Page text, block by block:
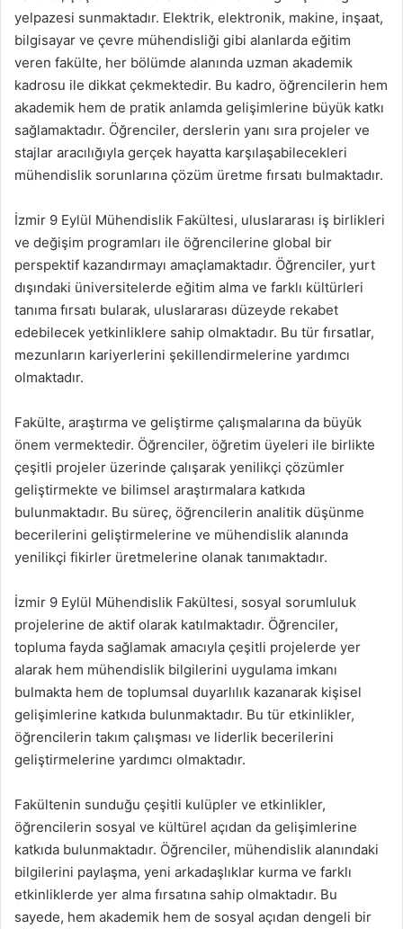
yelpazesi sunmaktadır. Elektrik, elektronik, makine, inşaat,
bilgisayar ve çevre mühendisliği gibi alanlarda eğitim
veren fakülte, her bölümde alanında uzman akademik
kadrosu ile dikkat çekmektedir. Bu kadro, öğrencilerin hem
akademik hem de pratik anlamda gelişimlerine büyük katkı
sağlamaktadır. Öğrenciler, derslerin yanı sıra projeler ve
stajlar aracılığıyla gerçek hayatta karşılaşabilecekleri
mühendislik sorunlarına çözüm üretme fırsatı bulmaktadır.
İzmir 9 Eylül Mühendislik Fakültesi, uluslararası iş birlikleri
ve değişim programları ile öğrencilerine global bir
perspektif kazandırmayı amaçlamaktadır. Öğrenciler, yurt
dışındaki üniversitelerde eğitim alma ve farklı kültürleri
tanıma fırsatı bularak, uluslararası düzeyde rekabet
edebilecek yetkinliklere sahip olmaktadır. Bu tür fırsatlar,
mezunların kariyerlerini şekillendirmelerine yardımcı
olmaktadır.
Fakülte, araştırma ve geliştirme çalışmalarına da büyük
önem vermektedir. Öğrenciler, öğretim üyeleri ile birlikte
çeşitli projeler üzerinde çalışarak yenilikçi çözümler
geliştirmekte ve bilimsel araştırmalara katkıda
bulunmaktadır. Bu süreç, öğrencilerin analitik düşünme
becerilerini geliştirmelerine ve mühendislik alanında
yenilikçi fikirler üretmelerine olanak tanımaktadır.
İzmir 9 Eylül Mühendislik Fakültesi, sosyal sorumluluk
projelerine de aktif olarak katılmaktadır. Öğrenciler,
topluma fayda sağlamak amacıyla çeşitli projelerde yer
alarak hem mühendislik bilgilerini uygulama imkanı
bulmakta hem de toplumsal duyarlılık kazanarak kişisel
gelişimlerine katkıda bulunmaktadır. Bu tür etkinlikler,
öğrencilerin takım çalışması ve liderlik becerilerini
geliştirmelerine yardımcı olmaktadır.
Fakültenin sunduğu çeşitli kulüpler ve etkinlikler,
öğrencilerin sosyal ve kültürel açıdan da gelişimlerine
katkıda bulunmaktadır. Öğrenciler, mühendislik alanındaki
bilgilerini paylaşma, yeni arkadaşlıklar kurma ve farklı
etkinliklerde yer alma fırsatına sahip olmaktadır. Bu
sayede, hem akademik hem de sosyal açıdan dengeli bir